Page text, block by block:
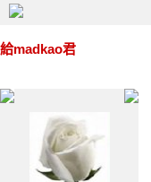
給madkao君